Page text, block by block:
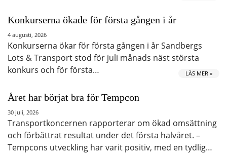
Konkurserna ökade för första gången i år
4 augusti, 2026
Konkurserna ökar för första gången i år Sandbergs
Lots & Transport stod för juli månads näst största
konkurs och för första…
LÄS MER »
Året har börjat bra för Tempcon
30 juli, 2026
Transportkoncernen rapporterar om ökad omsättning
och förbättrat resultat under det första halvåret. –
Tempcons utveckling har varit positiv, med en tydlig…